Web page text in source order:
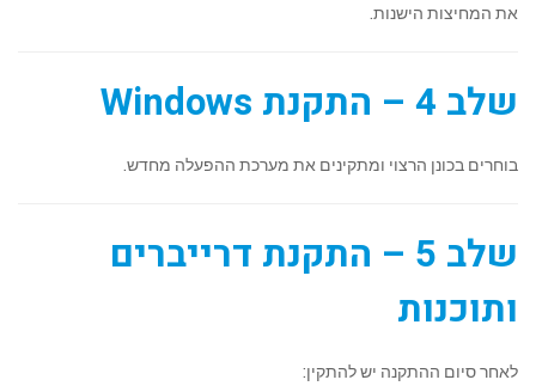
את המחיצות הישנות.
שלב 4 – התקנת Windows
בוחרים בכונן הרצוי ומתקינים את מערכת ההפעלה מחדש.
שלב 5 – התקנת דרייברים
ותוכנות
לאחר סיום ההתקנה יש להתקין: